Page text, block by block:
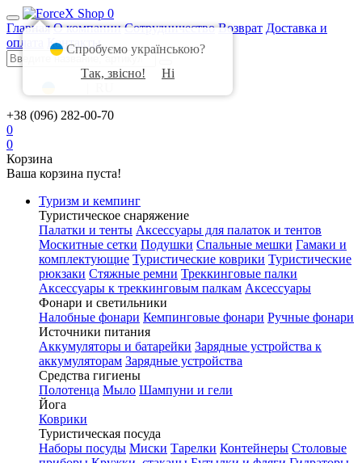
0
Главная О компании Сотрудничество Возврат Доставка и
оплата
Контакты
+38 (096) 282-00-70
0
0
Корзина
Ваша корзина пуста!
Туризм и кемпинг
Туристическое снаряжение
Палатки и тенты Аксессуары для палаток и тентов
Москитные сетки Подушки Спальные мешки Гамаки и
комплектующие Туристические коврики Туристические
рюкзаки Стяжные ремни Треккинговые палки
Аксессуары к треккинговым палкам Аксессуары
Фонари и светильники
Налобные фонари Кемпинговые фонари Ручные фонари
Источники питания
Аккумуляторы и батарейки Зарядные устройства к
аккумуляторам Зарядные устройства
Средства гигиены
Полотенца Мыло Шампуни и гели
Йога
Коврики
Туристическая посуда
Наборы посуды Миски Тарелки Контейнеры Столовые
Спробуємо українською?
Так, звісно!
Ні